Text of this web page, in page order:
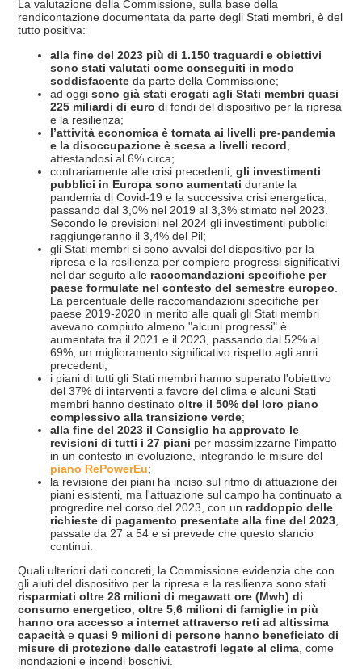
La valutazione della Commissione, sulla base della
rendicontazione documentata da parte degli Stati membri, è del
tutto positiva:
alla fine del 2023 più di 1.150 traguardi e obiettivi
sono stati valutati come conseguiti in modo
soddisfacente da parte della Commissione;
ad oggi sono già stati erogati agli Stati membri quasi
225 miliardi di euro di fondi del dispositivo per la ripresa
e la resilienza;
l’attività economica è tornata ai livelli pre-pandemia
e la disoccupazione è scesa a livelli record
attestandosi al 6% circa;
contrariamente alle crisi precedenti, gli investimenti
pubblici in Europa sono aumentati durante la
pandemia di Covid-19 e la successiva crisi energetica,
passando dal 3,0% nel 2019 al 3,3% stimato nel 2023.
Secondo le previsioni nel 2024 gli investimenti pubblici
raggiungeranno il 3,4% del Pil;
gli Stati membri si sono avvalsi del dispositivo per la
ripresa e la resilienza per compiere progressi significativi
nel dar seguito alle raccomandazioni specifiche per
paese formulate nel contesto del semestre europeo
La percentuale delle raccomandazioni specifiche per
paese 2019-2020 in merito alle quali gli Stati membri
avevano compiuto almeno "alcuni progressi" è
aumentata tra il 2021 e il 2023, passando dal 52% al
69%, un miglioramento significativo rispetto agli anni
precedenti;
i piani di tutti gli Stati membri hanno superato l'obiettivo
del 37% di interventi a favore del clima e alcuni Stati
membri hanno destinato oltre il 50% del loro piano
complessivo alla transizione verde;
alla fine del 2023 il Consiglio ha approvato le
revisioni di tutti i 27 piani per massimizzarne l'impatto
in un contesto in evoluzione, integrando le misure del
piano RePowerEu;
la revisione dei piani ha inciso sul ritmo di attuazione dei
piani esistenti, ma l'attuazione sul campo ha continuato a
progredire nel corso del 2023, con un raddoppio delle
richieste di pagamento presentate alla fine del 2023
passate da 27 a 54 e si prevede che questo slancio
continui.
Quali ulteriori dati concreti, la Commissione evidenzia che con
gli aiuti del dispositivo per la ripresa e la resilienza sono stati
risparmiati oltre 28 milioni di megawatt ore (Mwh) di
consumo energetico oltre 5,6 milioni di famiglie in più
hanno ora accesso a internet attraverso reti ad altissima
capacità e quasi 9 milioni di persone hanno beneficiato di
misure di protezione dalle catastrofi legate al clima , come
inondazioni e incendi boschivi.